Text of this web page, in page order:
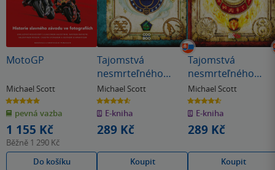
MotoGP
Michael Scott
5.0
z
5
hvězdiček
pevná vazba
1 155 Kč
Běžně 1 290 Kč
Do košíku
Tajomstvá
nesmrteľného
Nicholasa Flamela
1: Alchymista
Michael Scott
4.6
z
5
hvězdiček
E-kniha
289 Kč
Koupit
Tajomstvá
nesmrteľného
Nicholasa Flamela
2: Mág
Michael Scott
4.6
z
5
hvězdiček
E-kniha
289 Kč
Koupit